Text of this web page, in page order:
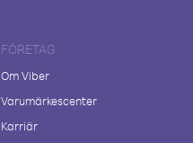
FÖRETAG
Om Viber
Varumärkescenter
Karriär